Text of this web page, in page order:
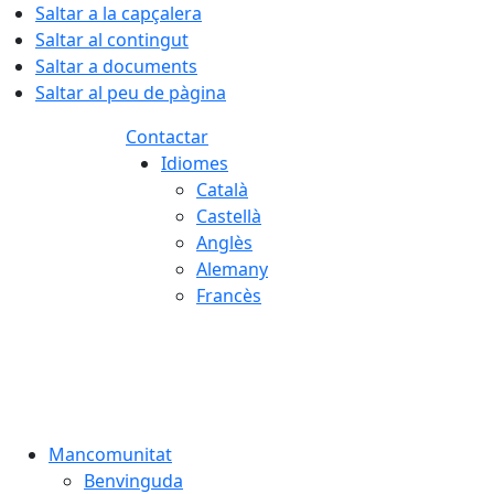
Saltar a la capçalera
Saltar al contingut
Saltar a documents
Saltar al peu de pàgina
Contactar
Idiomes
Català
Castellà
Anglès
Alemany
Francès
Mancomunitat
Benvinguda